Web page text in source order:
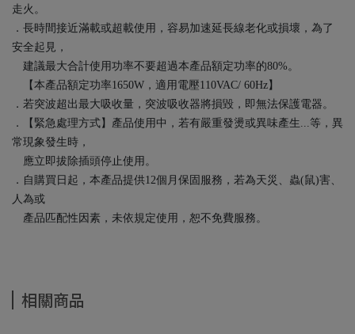
走火。
．長時間接近滿載或超載使用，容易加速延長線老化或損壞，為了
安全起見，
建議最大合計使用功率不要超過本產品額定功率的80%。
【本產品額定功率1650W，適用電壓110VAC/ 60Hz】
．若突波超出最大吸收量，突波吸收器將損毀，即無法保護電器。
．【緊急處理方式】產品使用中，若有嚴重發燙或異味產生...等，異
常現象發生時，
應立即拔除插頭停止使用。
．自購買日起，本產品提供12個月保固服務，若為天災、蟲(鼠)害、
人為或
產品匹配性因素，未依規定使用，恕不免費服務。
相關商品